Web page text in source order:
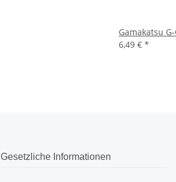
Gamakatsu
6,49 € *
Gesetzliche Informationen